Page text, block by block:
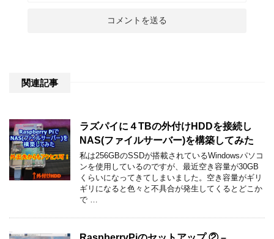
関連記事
ラズパイに４TBの外付けHDDを接続し
NAS(ファイルサーバー)を構築してみた
私は256GBのSSDが搭載されているWindowsパソコ
ンを使用しているのですが、最近空き容量が30GB
くらいになってきてしまいました。空き容量がギリ
ギリになると色々と不具合が発生してくるとどこか
で …